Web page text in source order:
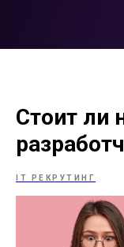
Стоит ли
IT РЕКРУТИНГ